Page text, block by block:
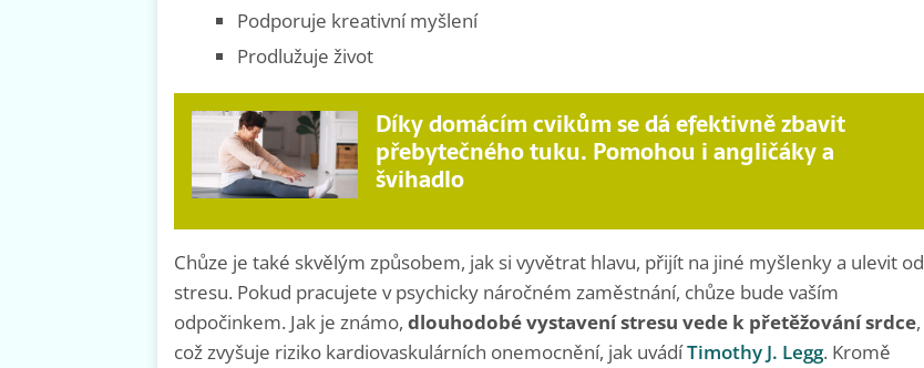
Podporuje kreativní myšlení
Prodlužuje život
Díky domácím cvikům se dá efektivně zbavit
přebytečného tuku. Pomohou i angličáky a
švihadlo
Chůze je také skvělým způsobem, jak si vyvětrat hlavu, přijít na jiné myšlenky a ulevit od
stresu. Pokud pracujete v psychicky náročném zaměstnání, chůze bude vaším
odpočinkem. Jak je známo, dlouhodobé vystavení stresu vede k přetěžování srdce,
což zvyšuje riziko kardiovaskulárních onemocnění, jak uvádíTimothy J. Legg. Kromě